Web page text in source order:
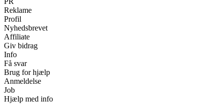
Reklame
Profil
Nyhedsbrevet
Affiliate
Giv bidrag
Info
Få svar
Brug for hjælp
Anmeldelse
Job
Hjælp med info